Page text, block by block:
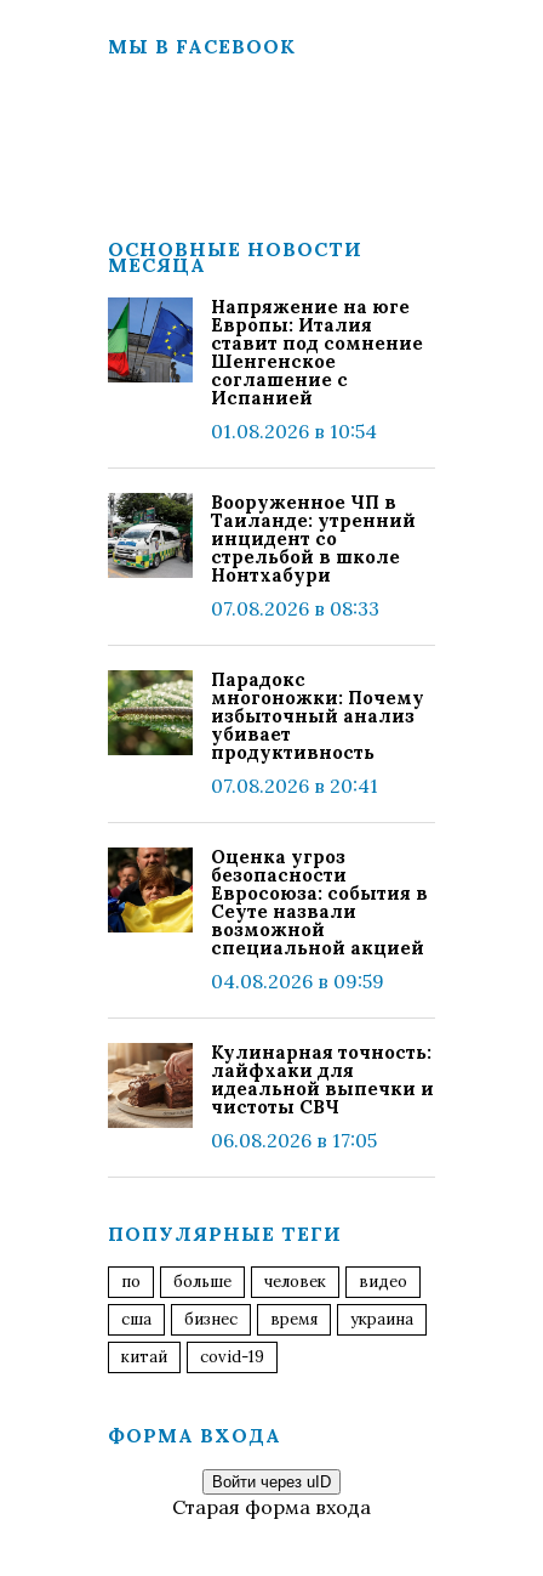
МЫ В FACEBOOK
ОСНОВНЫЕ НОВОСТИ
МЕСЯЦА
Напряжение на юге
Европы: Италия
ставит под сомнение
Шенгенское
соглашение с
Испанией
01.08.2026 в 10:54
Вооруженное ЧП в
Таиланде: утренний
инцидент со
стрельбой в школе
Нонтхабури
07.08.2026 в 08:33
Парадокс
многоножки: Почему
избыточный анализ
убивает
продуктивность
07.08.2026 в 20:41
Оценка угроз
безопасности
Евросоюза: события в
Сеуте назвали
возможной
специальной акцией
04.08.2026 в 09:59
Кулинарная точность:
лайфхаки для
идеальной выпечки и
чистоты СВЧ
06.08.2026 в 17:05
ПОПУЛЯРНЫЕ ТЕГИ
по больше человек
видео
сша
бизнес время
украина
китай
covid-19
ФОРМА ВХОДА
Войти через uID
Старая форма входа